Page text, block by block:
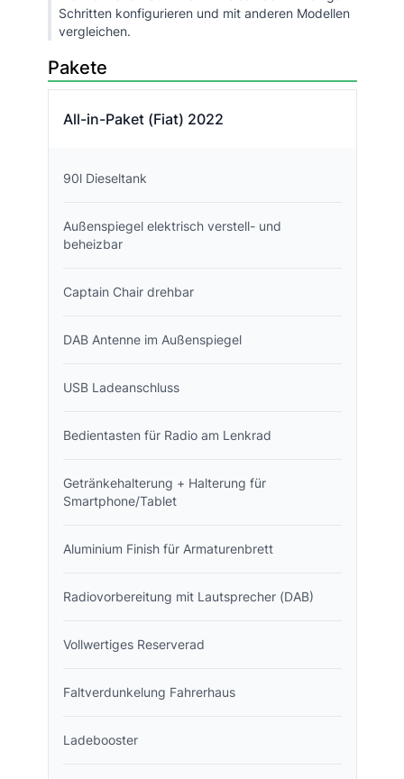
Schritten konfigurieren und mit anderen Modellen
vergleichen.
Pakete
All-in-Paket (Fiat) 2022
90l Dieseltank
Außenspiegel elektrisch verstell- und
beheizbar
Captain Chair drehbar
DAB Antenne im Außenspiegel
USB Ladeanschluss
Bedientasten für Radio am Lenkrad
Getränkehalterung + Halterung für
Smartphone/Tablet
Aluminium Finish für Armaturenbrett
Radiovorbereitung mit Lautsprecher (DAB)
Vollwertiges Reserverad
Faltverdunkelung Fahrerhaus
Ladebooster